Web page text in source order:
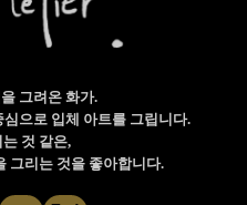
그려온 화가.
으로 입체 아트를 그립니다.
것 같은,
그리는 것을 좋아합니다.